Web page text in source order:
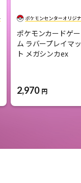
ポケモンカードゲー
ム ラバープレイマッ
ト メガシンカex
2,970 円